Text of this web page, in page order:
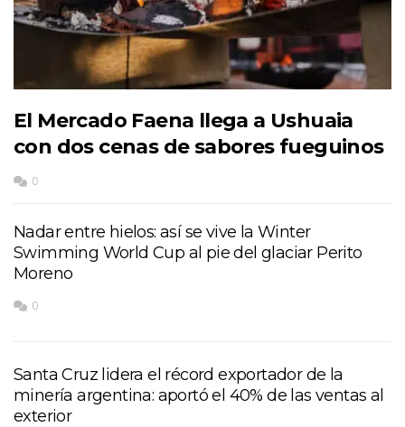
El Mercado Faena llega a Ushuaia
con dos cenas de sabores fueguinos
0
Nadar entre hielos: así se vive la Winter
Swimming World Cup al pie del glaciar Perito
Moreno
0
Santa Cruz lidera el récord exportador de la
minería argentina: aportó el 40% de las ventas al
exterior